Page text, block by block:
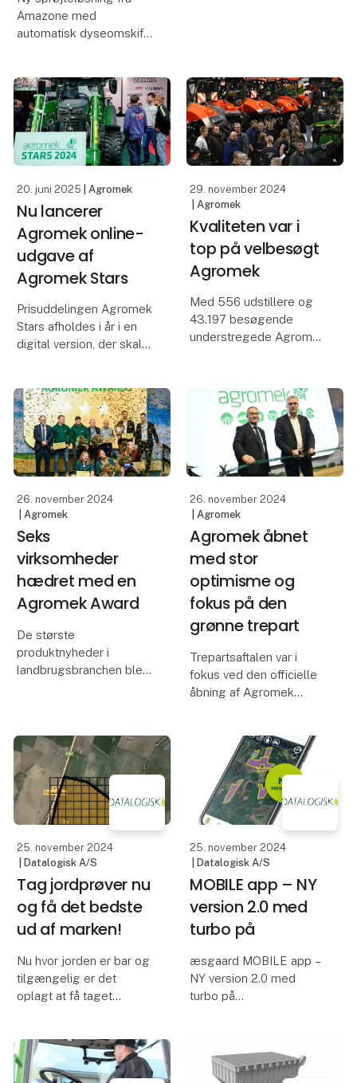
Amazone med
automatisk dyseomskift
Agromek Stars 2025.
Brøns Maskinforretning
ApS lancerer AmaSelect
20. juni 2025 | Agromek
Nu lancerer
Agromek online-
udgave af
Agromek Stars
Prisuddelingen Agromek
Stars afholdes i år i en
digital version, der skal
Nordeuropas største
landbrugsmesse,
Agromek, ikke finder
sted. Online-udgaven af
p
29. november 2024
| Agromek
Kvaliteten var i
top på velbesøgt
Agromek
Med 556 udstillere og
43.197 besøgende
understregede Agromek
landbrugsmesse.
Udstillere og
samarbejdspartnere
glæder sig over de
flotte tal og fremhæver
samtidig den
26. november 2024
| Agromek
Seks
virksomheder
hædret med en
Agromek Award
De største
produktnyheder i
landbrugsbranchen blev
Agromek. Nordeuropas
største landbrugsmesse
finder sted i MCH
Messecenter Herning
26.-29. november 2
26. november 2024
| Agromek
Agromek åbnet
med stor
optimisme og
fokus på den
grønne trepart
Trepartsaftalen var i
fokus ved den officielle
åbning af Agromek
og messens formand
holdt positive og
perspektivrige taler.
Nordeuropas største
landbrug
25. november 2024
| Datalogisk A/S
Tag jordprøver nu
og få det bedste
ud af marken!
Nu hvor jorden er bar og
tilgængelig er det
oplagt at få taget
ideel til at kigge dræn
igennem, så du er klar til
25. november 2024
| Datalogisk A/S
MOBILE app – NY
version 2.0 med
turbo på
æsgaard MOBILE app –
NY version 2.0 med
turbo på
version 2.0, som